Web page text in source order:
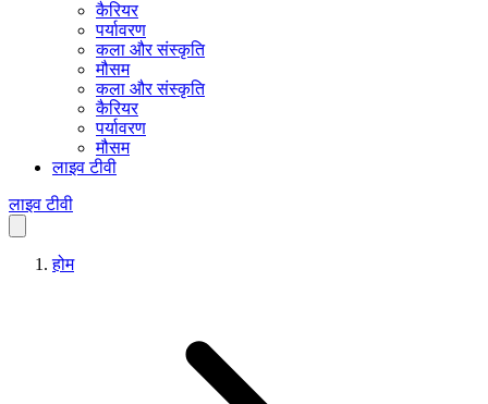
कैरियर
पर्यावरण
कला और संस्कृति
मौसम
कला और संस्कृति
कैरियर
पर्यावरण
मौसम
लाइव टीवी
लाइव टीवी
होम